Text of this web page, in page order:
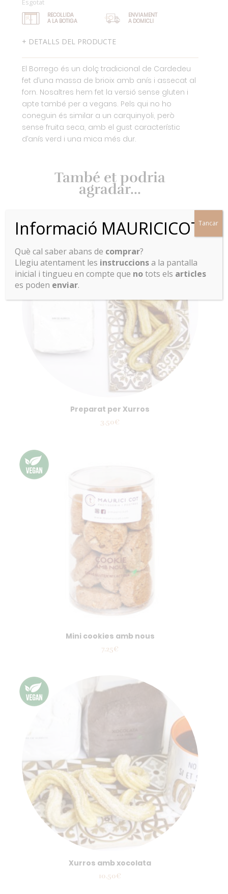
RECOLLIDA
A LA BOTIGA
ENVIAMENT
A DOMICLI
+ DETALLS DEL PRODUCTE
El Borrego és un dolç tradicional de Cardedeu
fet d’una massa de brioix amb anís i assecat al
forn. Nosaltres hem fet la versió sense gluten i
apte també per a vegans. Pels qui no ho
coneguin és similar a un carquinyoli, però
sense fruita seca, amb el gust característic
d’anís verd i una mica més dur.
També et podria
agradar...
Preparat per Xurros
3.50€
Mini cookies amb nous
7.25€
Xurros amb xocolata
10.50€
Informació MAURICICOT
Què cal saber abans de comprar?
Llegiu atentament les instruccionsa la pantalla
inicial i tingueu en compte que notots els articles
es poden enviar.
Tancar